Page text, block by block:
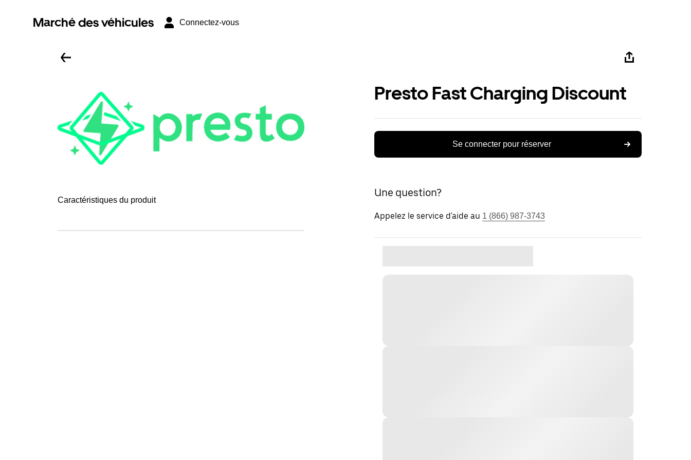
Marché des véhicules Connectez-vous
Caractéristiques du produit
Presto Fast Charging Discount
Se connecter pour réserver
Une question?
Appelez le service d'aide au 1 (866) 987-3743